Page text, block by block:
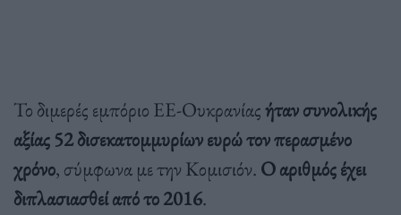
Το διμερές εμπόριο ΕΕ-Ουκρανίαςήταν συνολικής
αξίας 52 δισεκατομμυρίων ευρώ τον περασμένο
χρόνο, σύμφωνα με την Κομισιόν. Ο αριθμός έχει
διπλασιασθεί από το 2016.